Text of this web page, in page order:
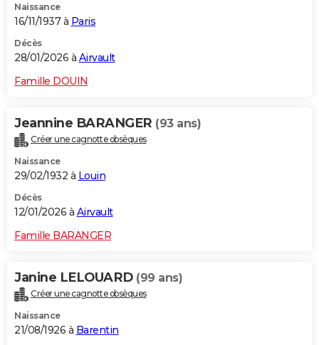
Naissance
16/11/1937 à Paris
Décès
28/01/2026 à Airvault
Famille DOUIN
Jeannine BARANGER (93 ans)
Créer une cagnotte obsèques
Naissance
29/02/1932 à Louin
Décès
12/01/2026 à Airvault
Famille BARANGER
Janine LELOUARD (99 ans)
Créer une cagnotte obsèques
Naissance
21/08/1926 à Barentin